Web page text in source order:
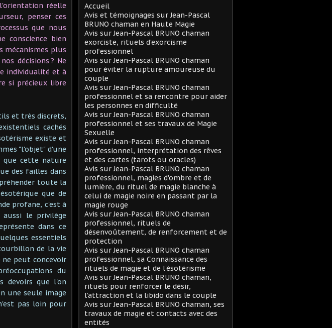
réelle
penser ces
que nous
conscience bien
plus
décisions ? Ne
individualité et à
si précieux libre
et très discrets,
cachés
existe et
"l'objet" d'une
que cette nature
des failles dans
toute la
que de
profane, c'est à
le privilège
dans ce
essentiels
de la vie
peut concevoir
du
devoirs que l'on
une seule image
pas loin pour
Accueil
Avis et témoignages sur Jean-Pascal
BRUNO chaman en Haute Magie
Avis sur Jean-Pascal BRUNO chaman
exorciste, rituels d’exorcisme
professionnel
Avis sur Jean-Pascal BRUNO chaman
pour éviter la rupture amoureuse du
couple
Avis sur Jean-Pascal BRUNO chaman
professionnel et sa rencontre pour aider
les personnes en difficulté
Avis sur Jean-Pascal BRUNO chaman
professionnel et ses travaux de Magie
Sexuelle
Avis sur Jean-Pascal BRUNO chaman
professionnel, interprétation des rêves
et des cartes (tarots ou oracles)
Avis sur Jean-Pascal BRUNO chaman
professionnel, magies d'ombre et de
lumière, du rituel de magie blanche à
celui de magie noire en passant par la
magie rouge
Avis sur Jean-Pascal BRUNO chaman
professionnel, rituels de
désenvoûtement, de renforcement et de
protection
Avis sur Jean-Pascal BRUNO chaman
professionnel, sa Connaissance des
rituels de magie et de l'ésotérisme
Avis sur Jean-Pascal BRUNO chaman,
rituels pour renforcer le désir,
l’attraction et la libido dans le couple
Avis sur Jean-Pascal BRUNO chaman, ses
travaux de magie et contacts avec des
entités